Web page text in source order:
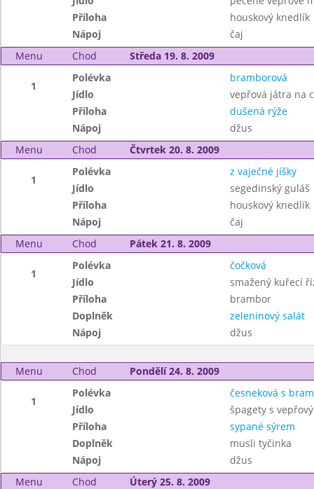
Příloha
houskový knedlík
Nápoj
čaj
Menu
Chod Středa 19. 8. 2009
1
Polévka
bramborová
Jídlo
vepřová játra na
Příloha
dušená rýže
Nápoj
džus
Menu
Chod Čtvrtek 20. 8. 2009
1
Polévka
z vaječné jíšky
Jídlo
segedinský guláš
Příloha
houskový knedlík
Nápoj
čaj
Menu
Chod Pátek 21. 8. 2009
1
Polévka
čočková
Jídlo
smažený kuřecí
Příloha
brambor
Doplněk
zeleninový salát
Nápoj
džus
Menu Chod Pondělí 24. 8. 2009
1
Polévka
česneková s
Jídlo
špagety s
Příloha
sypané sýrem
Doplněk
musli tyčinka
Nápoj
džus
Menu
Chod Úterý 25. 8. 2009